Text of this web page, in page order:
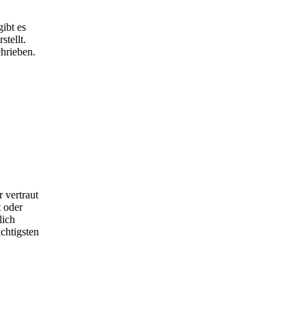
es
vertraut
oder